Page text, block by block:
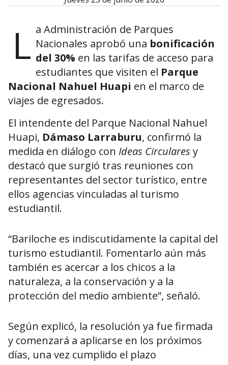
L a Administración de Parques
Nacionales aprobó una bonificación
del 30% en las tarifas de acceso para
estudiantes que visiten el Parque
Nacional Nahuel Huapi en el marco de
viajes de egresados.
El intendente del Parque Nacional Nahuel
Huapi, Dámaso Larraburu, confirmó la
medida en diálogo con Ideas Circulares y
destacó que surgió tras reuniones con
representantes del sector turístico, entre
ellos agencias vinculadas al turismo
estudiantil.
“Bariloche es indiscutidamente la capital del
turismo estudiantil. Fomentarlo aún más
también es acercar a los chicos a la
naturaleza, a la conservación y a la
protección del medio ambiente”, señaló.
Según explicó, la resolución ya fue firmada
y comenzará a aplicarse en los próximos
días, una vez cumplido el plazo